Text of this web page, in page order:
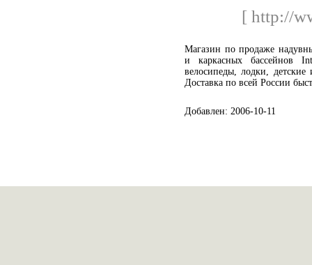
[ http://
Магазин по продаже
и каркасных бассейнов
велосипеды, лодки,
Доставка по всей России
Добавлен: 2006-10-11